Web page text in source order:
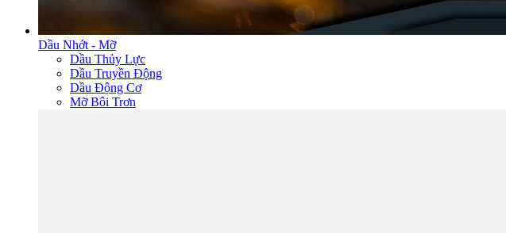
Dầu Nhớt - Mỡ
Dầu Thủy Lực
Dầu Truyền Động
Dầu Động Cơ
Mỡ Bôi Trơn